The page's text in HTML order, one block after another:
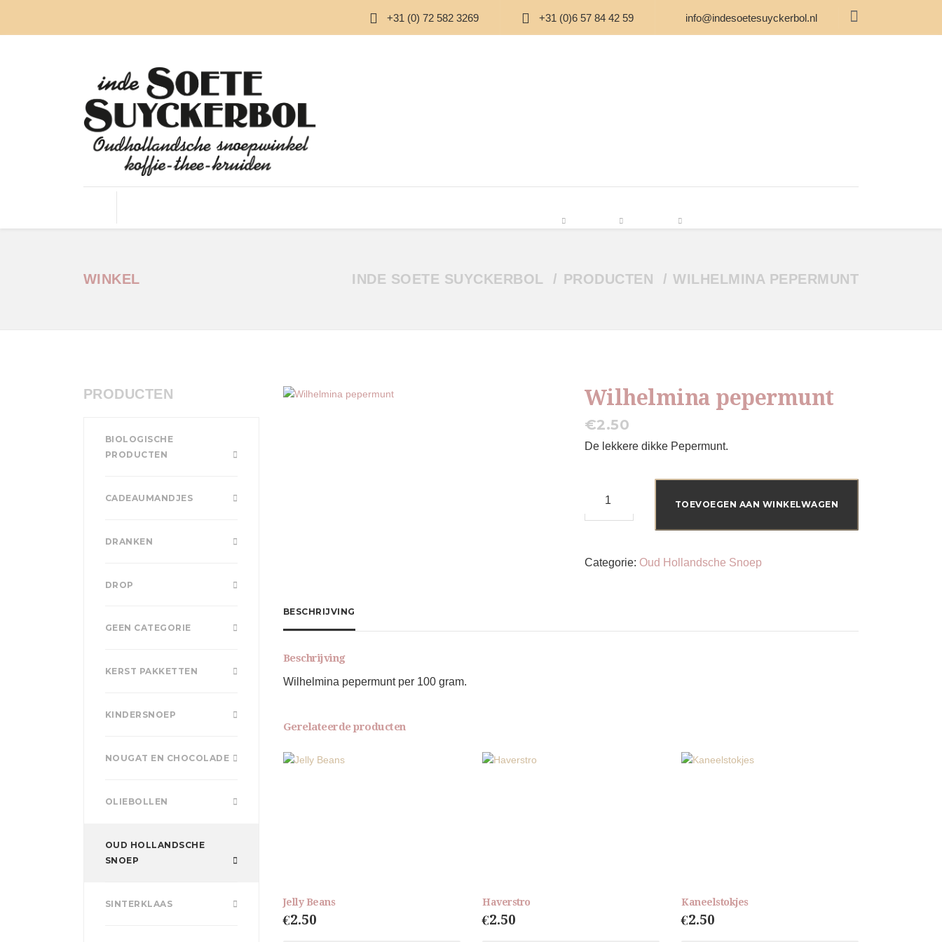
+31 (0) 72 582 3269 +31 (0)6 57 84 42 59 info@indesoetesuyckerbol.nl
WINKEL INDE SOETE SUYCKERBOL PRODUCTEN WILHELMINA PEPERMUNT
Wilhelmina pepermunt
€2.50
De lekkere dikke Pepermunt.
pepermunt
aantal
TOEVOEGEN AAN WINKELWAGEN
Categorie: Oud Hollandsche Snoep
BESCHRIJVING
Beschrijving
Wilhelmina pepermunt per 100 gram.
Gerelateerde producten
Jelly Beans
€2.50
Haverstro
€2.50
Kaneelstokjes
€2.50
PRODUCTEN
BIOLOGISCHE
PRODUCTEN
CADEAUMANDJES
DRANKEN
DROP
GEEN CATEGORIE
KERST PAKKETTEN
KINDERSNOEP
NOUGAT EN CHOCOLADE
OLIEBOLLEN
OUD HOLLANDSCHE
SNOEP
SINTERKLAAS